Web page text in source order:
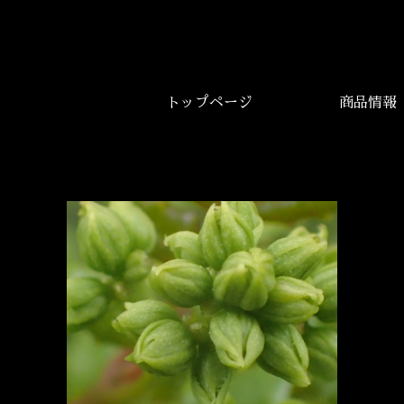
トップページ 商品情報